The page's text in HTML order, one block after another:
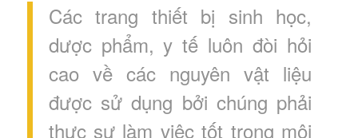
Các trang thiết bị sinh học,
dược phẩm, y tế luôn đòi hỏi
cao về các nguyên vật liệu
được sử dụng bởi chúng phải
thực sự làm việc tốt trong môi